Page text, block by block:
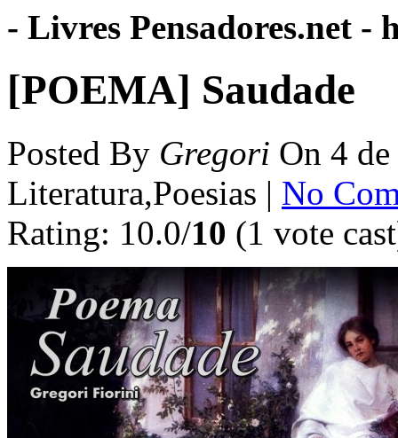
- Livres Pensadores.net -
[POEMA] Saudade
Posted By Gregori On 4
Literatura,Poesias | No
Rating: 10.0/10 (1 vote